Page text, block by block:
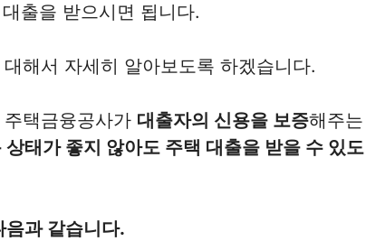
출을 받으시면 됩니다.
해서 자세히 알아보도록 하겠습니다.
택금융공사가 대출자의 신용을 보증해주는
상태가 좋지 않아도 주택 대출을 받을 수 있도
음과 같습니다.